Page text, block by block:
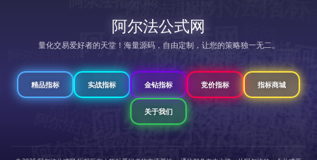
阿尔法指标网
阿尔法指标网
阿尔法指标网
阿尔法指标
网阿
尔
法
指
标
网
阿尔法指标网
法
指
阿尔法指标网
阿尔法指标
网
阿尔法
指标网
阿尔法指标网
阿尔法指标网
阿尔法指标网
阿
尔
法
指
标
网
法
阿尔法指标网
阿尔法指标网
标网
阿尔法指标网
阿尔法指标网
阿尔法指标网
阿尔法指标网
阿尔法指标网
阿
尔
法
指
标
网
阿尔法指标网
阿尔法指标网
阿尔法指标网
阿
尔
法
指
标
网
阿尔法指标网 阿尔法指标网
尔
标
网
阿尔法指标网
阿
尔
法
指
标
阿
尔
法
指
标
网
阿尔法指标网
阿尔法公式网
量化交易爱好者的天堂！海量源码，自由定制，让您的策略独一无二。
精品指标 实战指标 金钻指标 竞价指标 指标商城
关于我们